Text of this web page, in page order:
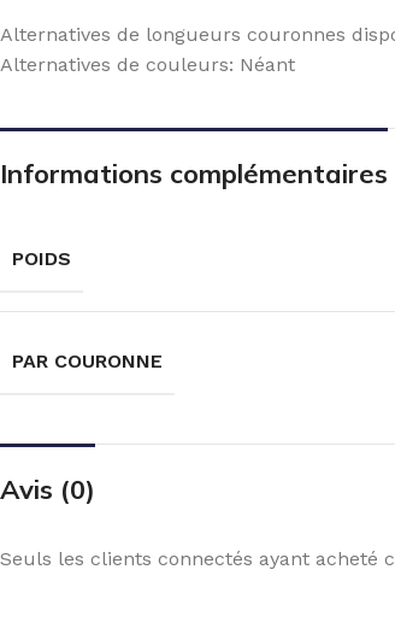
Alternatives de longueurs couronnes
Alternatives de couleurs: Néant
Informations complémentaires
POIDS
PAR COURONNE
Avis (0)
Seuls les clients connectés ayant acheté